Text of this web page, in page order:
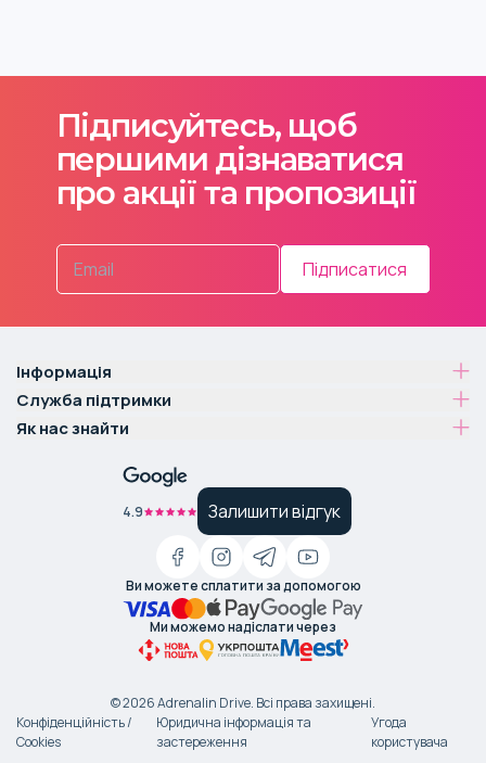
Підписуйтесь, щоб
першими дізнаватися
про акції та пропозиції
Підписатися
Інформація
Служба підтримки
Як нас знайти
4.9 Залишити відгук
Ви можете сплатити за допомогою
Ми можемо надіслати через
©2026Adrenalin Drive. Всі права захищені.
Конфіденційність /
Cookies
Юридична інформація та
застереження
Угода
користувача